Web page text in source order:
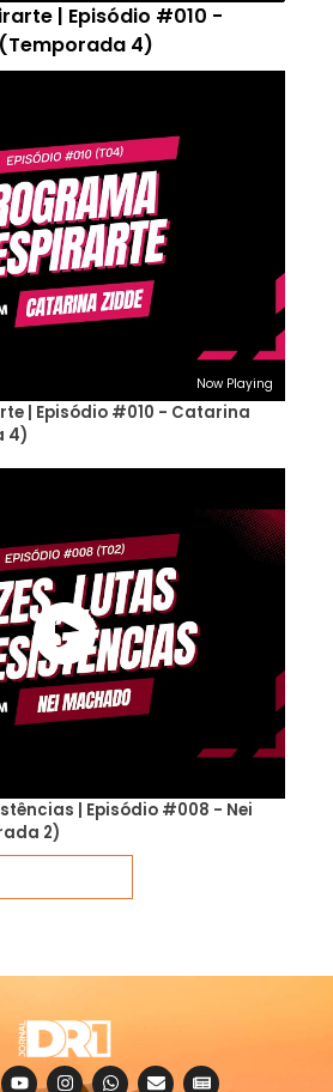
| Episódio #010 -
4)
Now Playing
| Episódio #010 - Catarina
4)
| Episódio #008 - Nei
2)